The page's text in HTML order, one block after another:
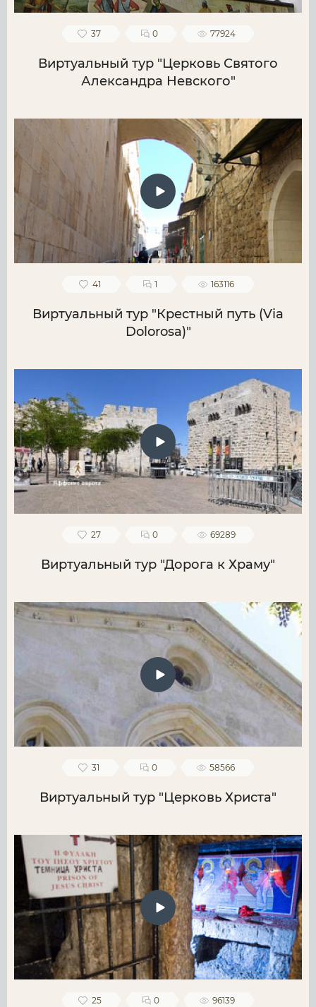
37 0 77924
Виртуальный тур "Церковь Святого
Александра Невского"
41 1 163116
Виртуальный тур "Крестный путь (Via
Dolorosa)"
27 0 69289
Виртуальный тур "Дорога к Храму"
31 0 58566
Виртуальный тур "Церковь Христа"
25 0 96139